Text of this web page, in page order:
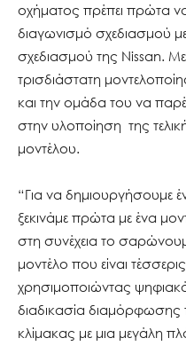
οχήματος πρέπει πρώτα
διαγωνισμό σχεδιασμού
σχεδιασμού της Nissan.
τρισδιάστατη
και την ομάδα του να
στην υλοποίηση της
μοντέλου.
“Για να δημιουργήσουμε
ξεκινάμε πρώτα με ένα
στη συνέχεια το
μοντέλο που είναι
χρησιμοποιώντας
διαδικασία
κλίμακας με μια μεγάλη